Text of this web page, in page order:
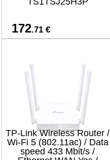
172.71 €
TP-Link Wireless Router /
Wi-Fi 5 (802.11ac) / Data
speed 433 Mbit/s /